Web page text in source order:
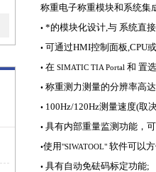
称重电子称重模块和系统集
• *的模块化设计,与 系统直
• 可通过HMI控制面板,CPU
• 在 SIMATIC TIA Portal 和 置
• 称重测力测量的分辨率高
• 100Hz/120Hz测量速度(取
• 具有内部重量监测功能，
•使用"SIWATOOL" 软件可以
• 具有自动免砝码标定功能;